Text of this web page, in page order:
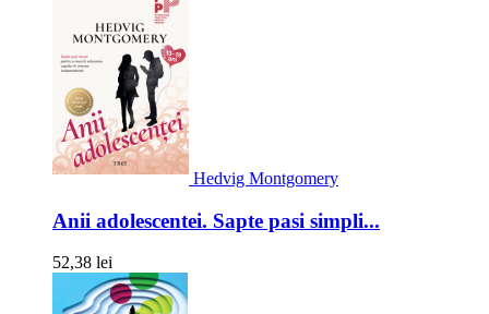
Hedvig Montgomery
Anii adolescentei. Sapte pasi simpli...
52,38 lei